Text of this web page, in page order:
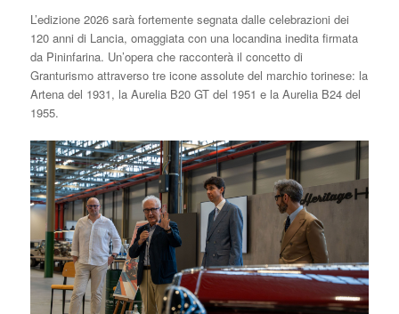
L’edizione 2026 sarà fortemente segnata dalle celebrazioni dei
120 anni di Lancia, omaggiata con una locandina inedita firmata
da Pininfarina. Un’opera che racconterà il concetto di
Granturismo attraverso tre icone assolute del marchio torinese: la
Artena del 1931, la Aurelia B20 GT del 1951 e la Aurelia B24 del
1955.